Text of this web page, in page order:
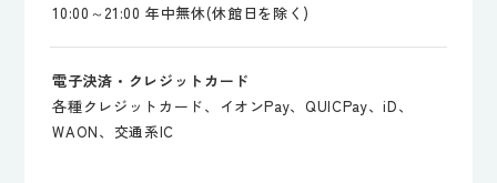
10:00～21:00 年中無休(休館日を除く)
電子決済・クレジットカード
各種クレジットカード、イオンPay、QUICPay、iD、
WAON、交通系IC